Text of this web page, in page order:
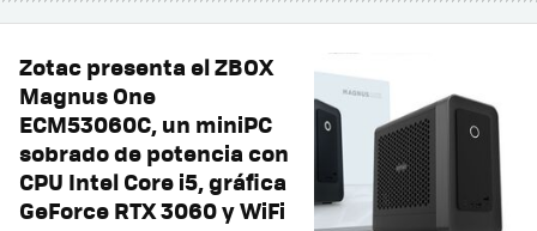
Zotac presenta el ZBOX
Magnus One
ECM53060C, un miniPC
sobrado de potencia con
CPU Intel Core i5, gráfica
GeForce RTX 3060 y WiFi